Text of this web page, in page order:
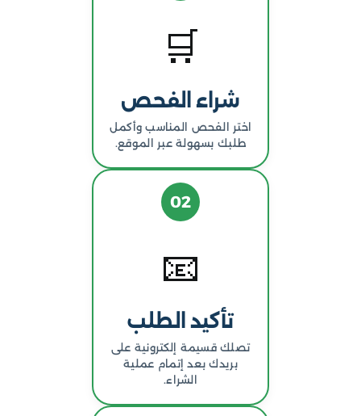
🛒
شراء الفحص
اختر الفحص المناسب وأكمل
طلبك بسهولة عبر الموقع.
02
📧
تأكيد الطلب
تصلك قسيمة إلكترونية على
بريدك بعد إتمام عملية
الشراء.